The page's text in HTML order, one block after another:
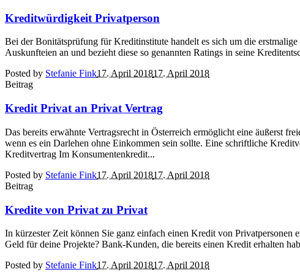
Kreditwürdigkeit Privatperson
Bei der Bonitätsprüfung für Kreditinstitute handelt es sich um die
Auskunfteien an und bezieht diese so genannten Ratings in seine
Posted by Stefanie Fink17. April 201817. April 2018
Beitrag
Kredit Privat an Privat Vertrag
Das bereits erwähnte Vertragsrecht in Österreich ermöglicht eine äußerst
wenn es ein Darlehen ohne Einkommen sein sollte. Eine schriftliche
Kreditvertrag Im Konsumentenkredit...
Posted by Stefanie Fink17. April 201817. April 2018
Beitrag
Kredite von Privat zu Privat
In kürzester Zeit können Sie ganz einfach einen Kredit von
Geld für deine Projekte? Bank-Kunden, die bereits einen Kredit erhalten
Posted by Stefanie Fink17. April 201817. April 2018